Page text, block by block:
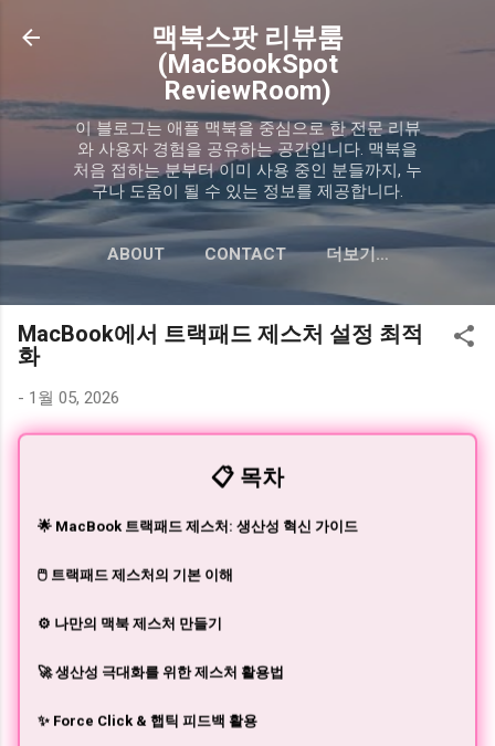
기본 콘텐츠로 건너뛰기
맥북스팟 리뷰룸
(MacBookSpot
ReviewRoom)
이 블로그는 애플 맥북을 중심으로 한 전문 리뷰
와 사용자 경험을 공유하는 공간입니다. 맥북을
처음 접하는 분부터 이미 사용 중인 분들까지, 누
구나 도움이 될 수 있는 정보를 제공합니다.
ABOUT CONTACT 더보기…
PRIVACY POLICY
MacBook에서 트랙패드 제스처 설정 최적
화
- 1월 05, 2026
📋 목차
🌟 MacBook 트랙패드 제스처: 생산성 혁신 가이드
🖱️ 트랙패드 제스처의 기본 이해
⚙️ 나만의 맥북 제스처 만들기
🚀 생산성 극대화를 위한 제스처 활용법
✨ Force Click & 햅틱 피드백 활용